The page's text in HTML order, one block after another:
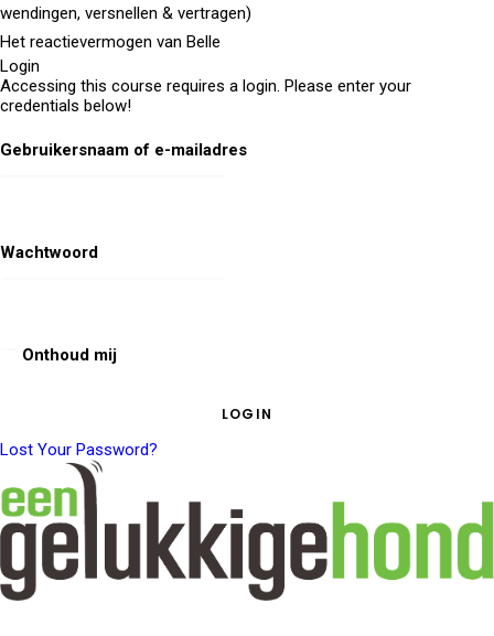
wendingen, versnellen & vertragen)
Het reactievermogen van Belle
Login
Accessing this course requires a login. Please enter your
credentials below!
Gebruikersnaam of e-mailadres
Wachtwoord
Onthoud mij
Lost Your Password?